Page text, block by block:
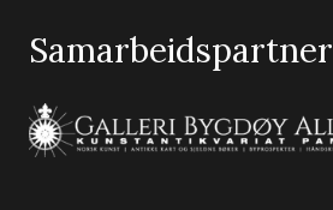
Samarbeidspartner